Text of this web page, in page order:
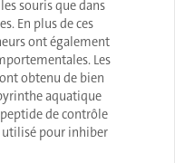
souris que dans
En plus de ces
ont également
Les
obtenu de bien
aquatique
de contrôle
utilisé pour inhiber